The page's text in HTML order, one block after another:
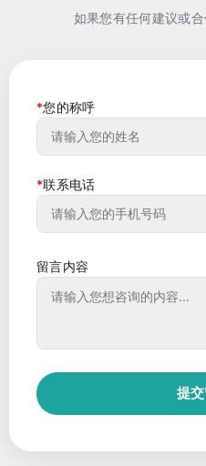
如果您有任何建议或
*您的称呼
*联系电话
留言内容
提